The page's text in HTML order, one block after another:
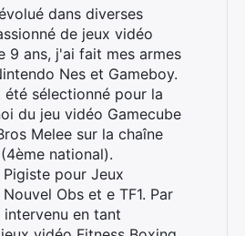
dans diverses
de jeux vidéo
9 ans, j'ai fait mes armes
Nes et Gameboy.
sélectionné pour la
du jeu vidéo Gamecube
Melee sur la chaîne
national).
pour Jeux
Obs et e TF1. Par
intervenu en tant